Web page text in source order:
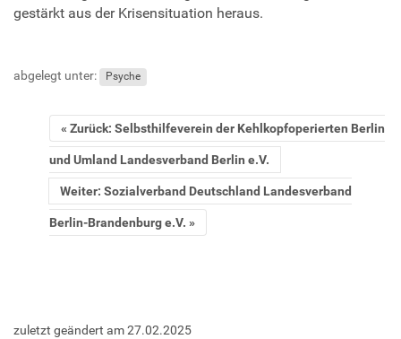
gestärkt aus der Krisensituation heraus.
abgelegt unter: Psyche
Zurück: Selbsthilfeverein der Kehlkopfoperierten Berlin
und Umland Landesverband Berlin e.V.
Weiter: Sozialverband Deutschland Landesverband
Berlin-Brandenburg e.V.
zuletzt geändert am27.02.2025